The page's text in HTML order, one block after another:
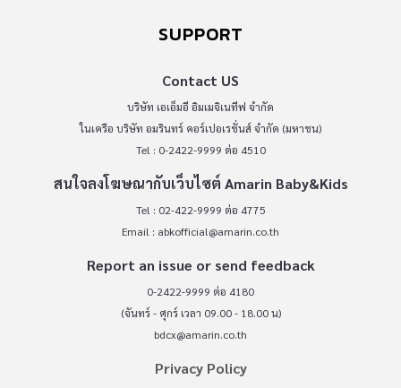
SUPPORT
Contact US
บริษัท เอเอ็มอี อิมเมจิเนทีฟ จำกัด
ในเครือ บริษัท อมรินทร์ คอร์เปอเรชั่นส์ จำกัด (มหาชน)
Tel : 0-2422-9999 ต่อ 4510
สนใจลงโฆษณากับเว็บไซต์ Amarin Baby&Kids
Tel : 02-422-9999 ต่อ 4775
Email : abkofficial@amarin.co.th
Report an issue or send feedback
0-2422-9999 ต่อ 4180
(จันทร์ - ศุกร์ เวลา 09.00 - 18.00 น)
bdcx@amarin.co.th
Privacy Policy